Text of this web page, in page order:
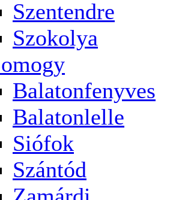
Szentendre
Szokolya
Balatonfenyves
Balatonlelle
Siófok
Szántód